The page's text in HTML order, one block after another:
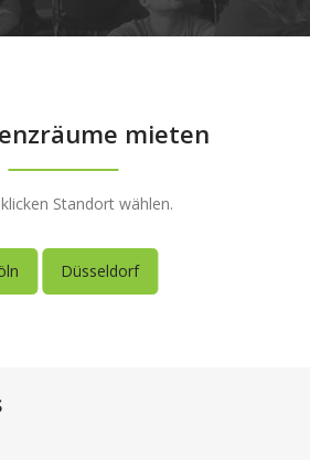
mieten
Standort wählen.
Düsseldorf